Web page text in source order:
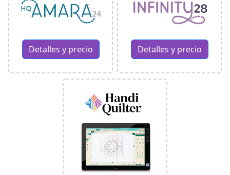
Detalles y precio Detalles y precio